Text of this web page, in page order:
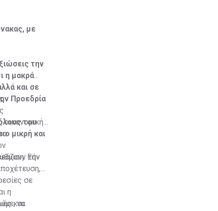
με
την
η μακρά
και σε
Προεδρία
του
μικρή και
Εάν
την
σε
η
να
και